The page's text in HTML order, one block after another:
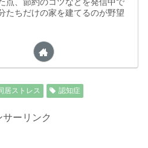
点、節約のコツなどを発信中で
たちだけの家を建てるのが野望
居ストレス 認知症
サーリンク